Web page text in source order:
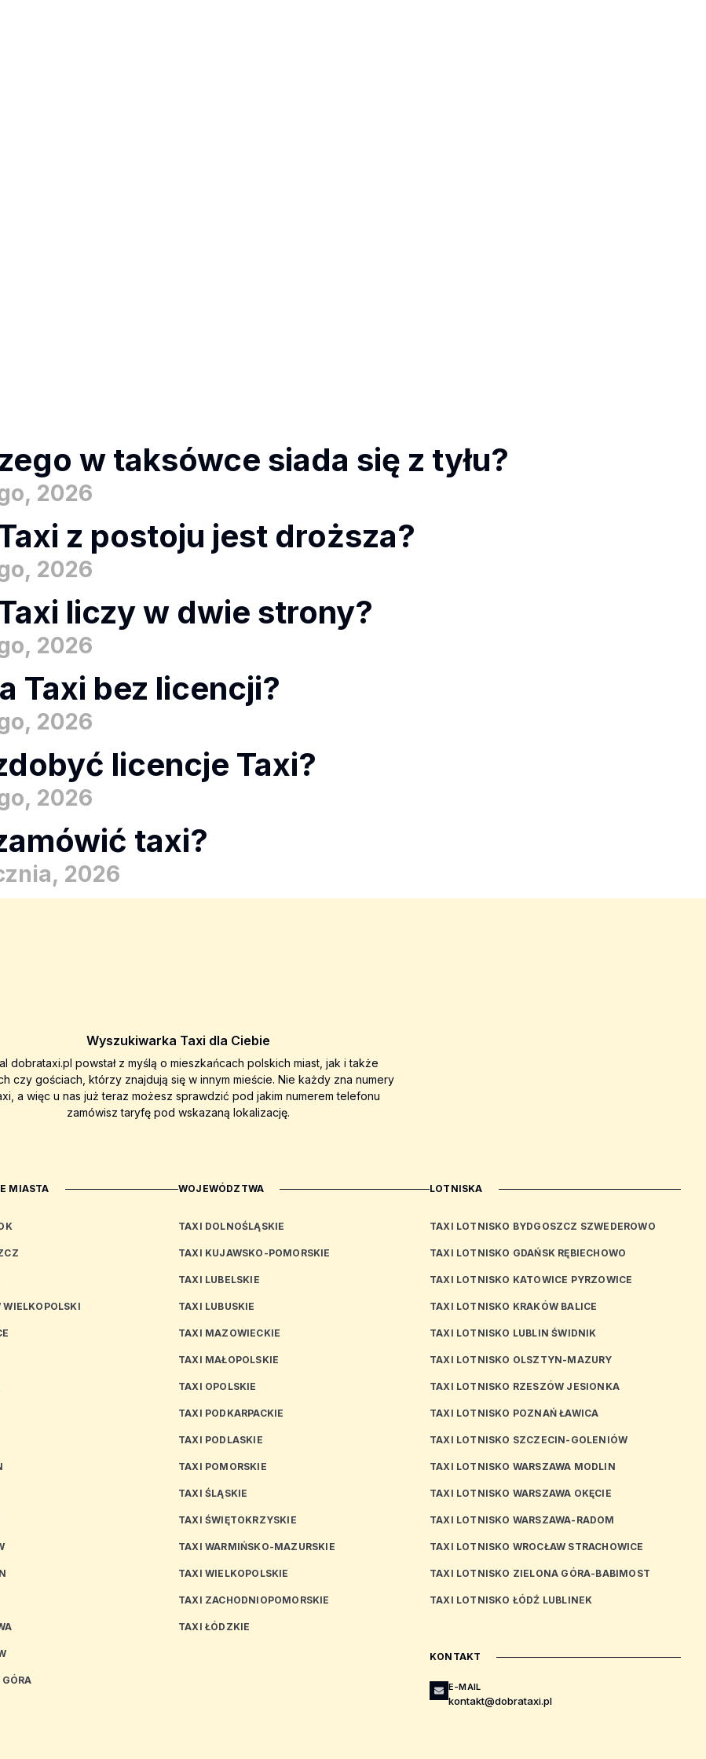
w taksówce siada się z tyłu?
2026
z postoju jest droższa?
2026
liczy w dwie strony?
2026
Taxi bez licencji?
2026
licencje Taxi?
2026
taxi?
2026
Wyszukiwarka Taxi dla Ciebie
dobrataxi.pl powstał z myślą o mieszkańcach polskich miast, jak i także
czy gościach, którzy znajdują się w innym mieście. Nie każdy zna numery
a więc u nas już teraz możesz sprawdzić pod jakim numerem telefonu
zamówisz taryfę pod wskazaną lokalizację.
MIASTA WOJEWÓDZTWA
TAXI DOLNOŚLĄSKIE
TAXI KUJAWSKO-POMORSKIE
TAXI LUBELSKIE
TAXI LUBUSKIE
TAXI MAZOWIECKIE
TAXI MAŁOPOLSKIE
TAXI OPOLSKIE
TAXI PODKARPACKIE
TAXI PODLASKIE
TAXI POMORSKIE
TAXI ŚLĄSKIE
TAXI ŚWIĘTOKRZYSKIE
TAXI WARMIŃSKO-MAZURSKIE
TAXI WIELKOPOLSKIE
TAXI ZACHODNIOPOMORSKIE
TAXI ŁÓDZKIE
LOTNISKA
TAXI LOTNISKO BYDGOSZCZ SZWEDEROWO
TAXI LOTNISKO GDAŃSK RĘBIECHOWO
TAXI LOTNISKO KATOWICE PYRZOWICE
TAXI LOTNISKO KRAKÓW BALICE
TAXI LOTNISKO LUBLIN ŚWIDNIK
TAXI LOTNISKO OLSZTYN-MAZURY
TAXI LOTNISKO RZESZÓW JESIONKA
TAXI LOTNISKO POZNAŃ ŁAWICA
TAXI LOTNISKO SZCZECIN-GOLENIÓW
TAXI LOTNISKO WARSZAWA MODLIN
TAXI LOTNISKO WARSZAWA OKĘCIE
TAXI LOTNISKO WARSZAWA-RADOM
TAXI LOTNISKO WROCŁAW STRACHOWICE
TAXI LOTNISKO ZIELONA GÓRA-BABIMOST
TAXI LOTNISKO ŁÓDŹ LUBLINEK
KONTAKT
E-MAIL
kontakt@dobrataxi.pl